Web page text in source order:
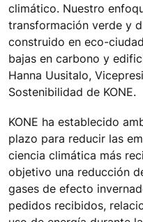
climático. Nuestro
transformación verde y
construido en eco-
bajas en carbono y
Hanna Uusitalo,
Sostenibilidad de KONE.
KONE ha establecido
plazo para reducir las
ciencia climática más
objetivo una reducción
gases de efecto
pedidos recibidos,